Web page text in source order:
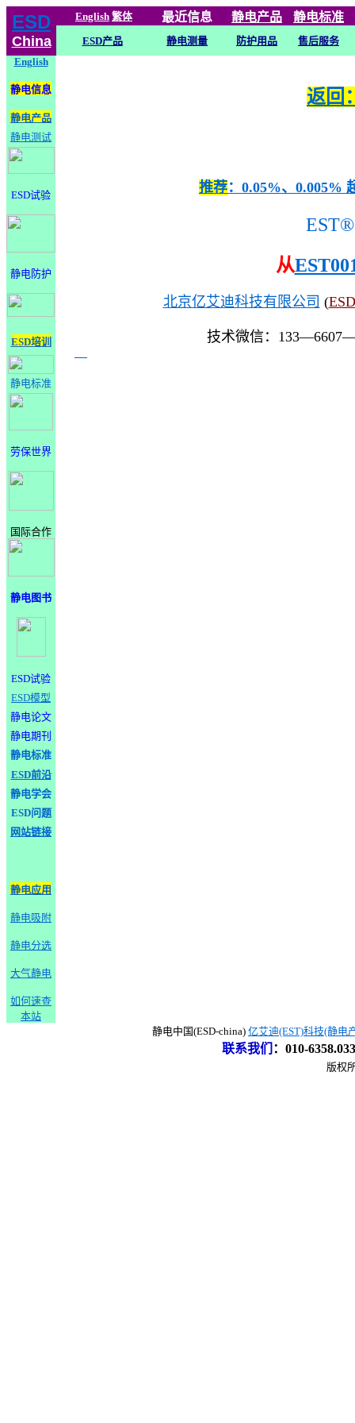
ESD
China
English 繁体 最近信息 静电产品 静电标准
ESD产品 静电测量 防护用品
售后服务
English
静电信息
静电产品
静电测试
ESD试验
静电防护
ESD培训
静电标准
劳保世界
国际合作
静电图书
ESD试验
ESD模型
静电论文
静电期刊
静电标准
ESD前沿
静电学会
ESD问题
网站链接
静电应用
静电吸附
静电分选
大气静电
如何速查
本站
返回
推荐：0.05%、0.005%
EST®
从
北京亿艾迪科技有限公司 (
技术微信：
静电中国(ESD-china) 亿艾迪(EST)科技(静电
联系我们 ： 010-
版权